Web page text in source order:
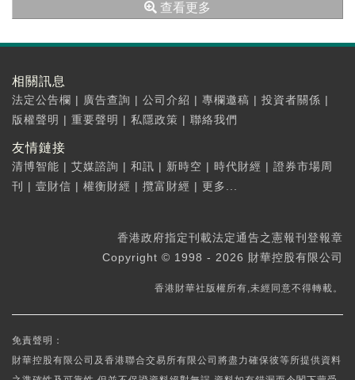
查看更多
相關訊息
法定公告欄 | 廣告查詢 | 公司介紹 | 專欄邀稿 | 投資者關係 |
版權聲明 | 重要聲明 | 私隱政策 | 聯絡我們
友情鏈接
清博智能 | 艾媒諮詢 | 和訊 | 新時空 | 時代財經 | 證券市場周
刊
| 壹財信 | 權衡財經 | 攬富財經 | 更多...
香港政府指定刊載法定通告之憲報刊登報章
Copyright © 1998 - 2026 財華控股有限公司
香港財華社版權所有,未經同意不得轉載。
免責聲明：
財華控股有限公司及香港聯合交易所有限公司將盡力確保彼等所提供資料